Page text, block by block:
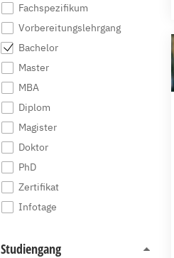
Fachspezifikum
Vorbereitungslehrgang
Bachelor
Master
MBA
Diplom
Magister
Doktor
PhD
Zertifikat
Infotage
Studiengang